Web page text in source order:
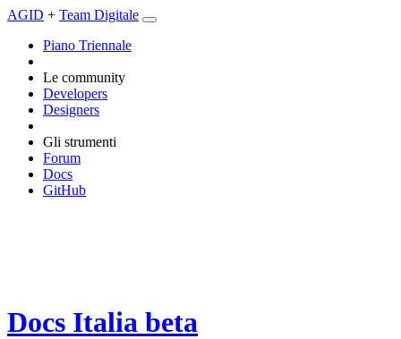
AGID + Team Digitale
Piano Triennale
Le community
Developers
Designers
Gli strumenti
Forum
Docs
GitHub
Docs Italia beta